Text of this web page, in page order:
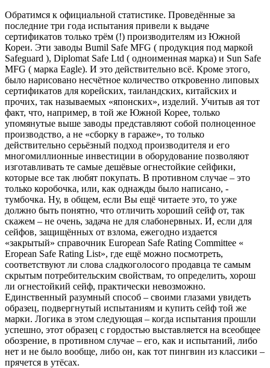
Обратимся к официальной статистике. Проведённые за
последние три года испытания привели к выдаче
сертификатов только трём (!) производителям из Южной
Кореи. Эти заводы Bumil Safe MFG ( продукция под маркой
Safeguard ), Diplomat Safe Ltd ( одноименная марка) и Sun Safe
MFG ( марка Eagle). И это действительно всё. Кроме этого,
было нарисовано несчётное количество откровенно липовых
сертификатов для корейских, таиландских, китайских и
прочих, так называемых «японских», изделий. Учитыв ая тот
факт, что, например, в той же Южной Корее, только
упомянутые выше заводы представляют собой полноценное
производство, а не «сборку в гараже», то только
действительно серьёзный подход производителя и его
многомиллионные инвестиции в оборудование позволяют
изготавливать те самые дешёвые огнестойкие сейфики,
которые все так любят покупать. В противном случае – это
только коробочка, или, как однажды было написано, -
тумбочка. Ну, в общем, если Вы ещё читаете это, то уже
должно быть понятно, что отличить хороший сейф от, так
скажем – не очень, задача не для слабонервных. И, если для
сейфов, защищённых от взлома, ежегодно издается
«закрытый» справочник European Safe Rating Committee «
Eropean Safe Rating List», где ещё можно посмотреть,
соответствуют ли слова сладкоголосого продавца те самым
скрытым потребительским свойствам, то определить, хорош
ли огнестойкий сейф, практически невозможно.
Единственный разумный способ – своими глазами увидеть
образец, подвергнутый испытаниям и купить сейф той же
марки. Логика в этом следующая – когда испытания прошли
успешно, этот образец с гордостью выставляется на всеобщее
обозрение, в противном случае – его, как и испытаний, либо
нет и не было вообще, либо он, как тот пингвин из классики –
прячется в утёсах.